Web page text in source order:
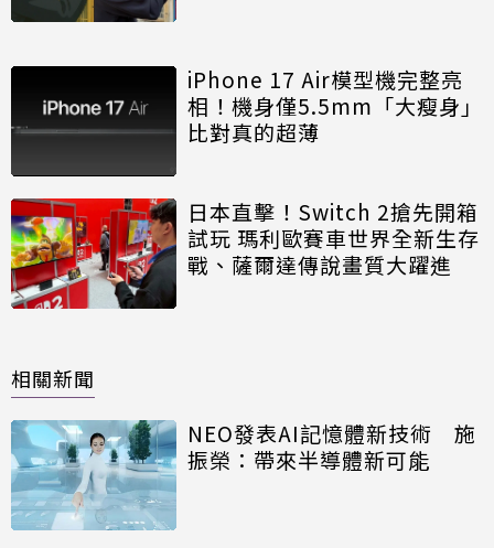
iPhone 17 Air模型機完整亮
相！機身僅5.5mm「大瘦身」
比對真的超薄
日本直擊！Switch 2搶先開箱
試玩 瑪利歐賽車世界全新生存
戰、薩爾達傳說畫質大躍進
相關新聞
NEO發表AI記憶體新技術 施
振榮：帶來半導體新可能